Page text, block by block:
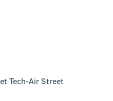
Tech-Air Street